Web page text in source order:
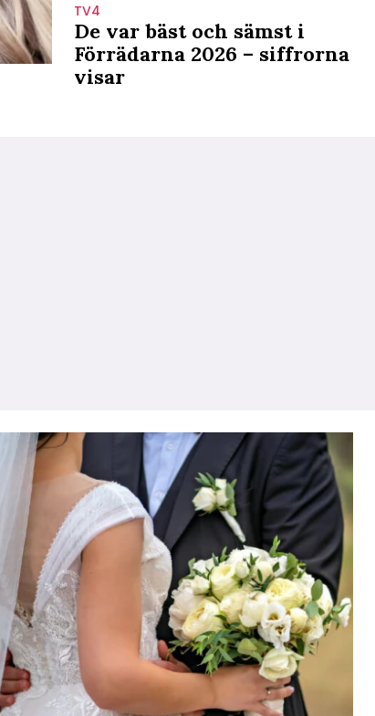
TV4
De var bäst och sämst i
Förrädarna 2026 – siffrorna
visar